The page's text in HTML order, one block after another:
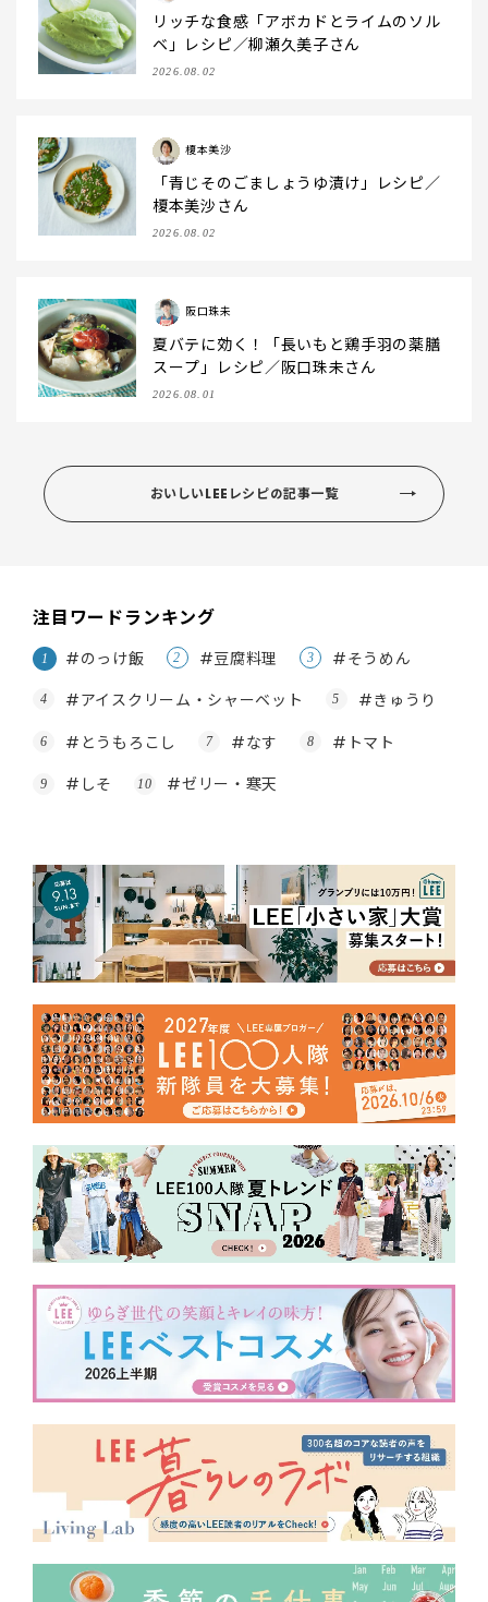
リッチな食感「アボカドとライムのソル
ベ」レシピ／柳瀬久美子さん
2026.08.02
榎本美沙
「青じそのごましょうゆ漬け」レシピ／
榎本美沙さん
2026.08.02
阪口珠未
夏バテに効く！「長いもと鶏手羽の薬膳
スープ」レシピ／阪口珠未さん
2026.08.01
おいしいLEEレシピの記事一覧
注目ワードランキング
#のっけ飯 #豆腐料理
#そうめん
#アイスクリーム・シャーベット
#きゅうり
#とうもろこし
#なす
#トマト
#しそ
#ゼリー・寒天